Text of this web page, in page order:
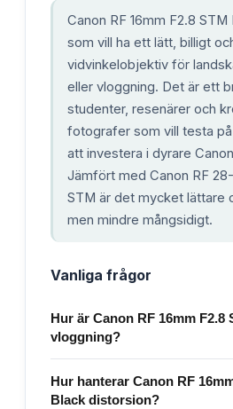
Canon RF 16mm F2.8
som vill ha ett lätt, billigt
vidvinkelobjektiv för
eller vloggning. Det är ett
studenter, resenärer och
fotografer som vill testa
att investera i dyrare
Jämfört med Canon RF
STM är det mycket lättare
men mindre mångsidigt.
Vanliga frågor
Hur är Canon RF 16mm F2.8
vloggning?
Hur hanterar Canon RF
Black distorsion?